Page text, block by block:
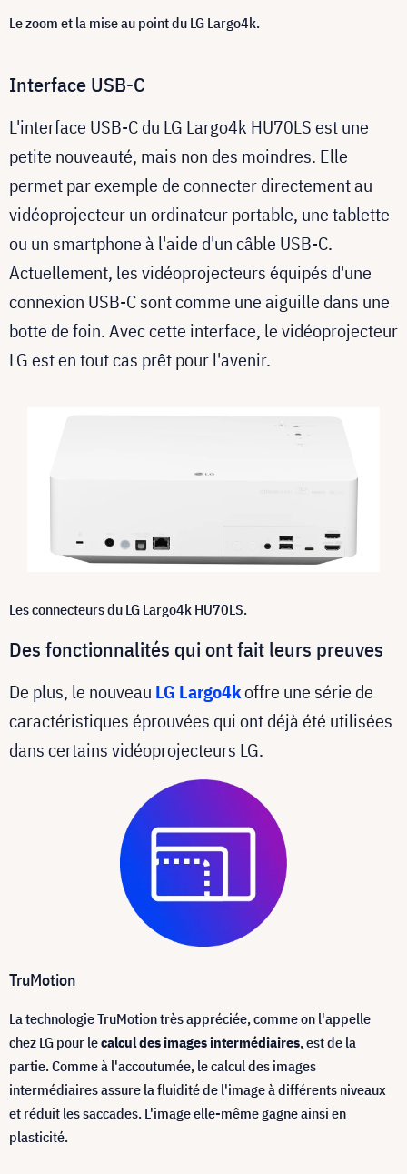
Le zoom et la mise au point du LG Largo4k.
Interface USB-C
L'interface USB-C du LG Largo4k HU70LS est une
petite nouveauté, mais non des moindres. Elle
permet par exemple de connecter directement au
vidéoprojecteur un ordinateur portable, une tablette
ou un smartphone à l'aide d'un câble USB-C.
Actuellement, les vidéoprojecteurs équipés d'une
connexion USB-C sont comme une aiguille dans une
botte de foin. Avec cette interface, le vidéoprojecteur
LG est en tout cas prêt pour l'avenir.
Les connecteurs du LG Largo4k HU70LS.
Des fonctionnalités qui ont fait leurs preuves
De plus, le nouveau LG Largo4koffre une série de
caractéristiques éprouvées qui ont déjà été utilisées
dans certains vidéoprojecteurs LG.
TruMotion
La technologie TruMotion très appréciée, comme on l'appelle
chez LG pour lecalcul des images intermédiaires, est de la
partie. Comme à l'accoutumée, le calcul des images
intermédiaires assure la fluidité de l'image à différents niveaux
et réduit les saccades. L'image elle-même gagne ainsi en
plasticité.